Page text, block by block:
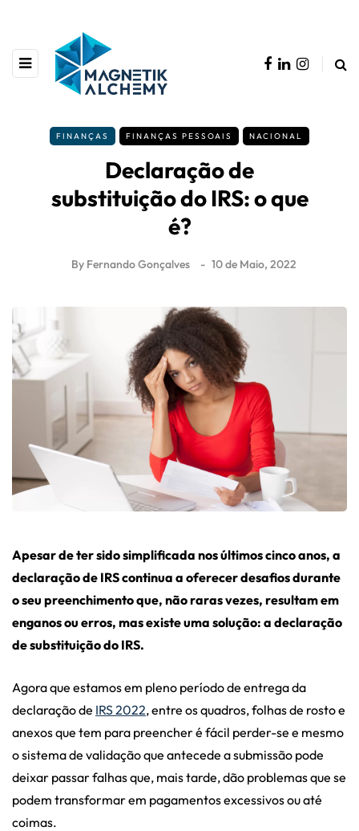
FINANÇAS FINANÇAS PESSOAIS NACIONAL
Declaração de
substituição do IRS: o que
é?
By Fernando Gonçalves 10 de Maio, 2022
Apesar de ter sido simplificada nos últimos cinco anos, a
declaração de IRS continua a oferecer desafios durante
o seu preenchimento que, não raras vezes, resultam em
enganos ou erros, mas existe uma solução: a declaração
de substituição do IRS.
Agora que estamos em pleno período de entrega da
declaração de IRS 2022, entre os quadros, folhas de rosto e
anexos que tem para preencher é fácil perder-se e mesmo
o sistema de validação que antecede a submissão pode
deixar passar falhas que, mais tarde, dão problemas que se
podem transformar em pagamentos excessivos ou até
coimas.